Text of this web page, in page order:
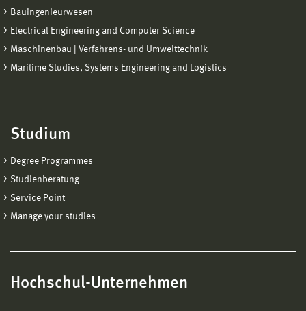
Bauingenieurwesen
Electrical Engineering and Computer Science
Maschinenbau | Verfahrens- und Umwelttechnik
Maritime Studies, Systems Engineering and Logistics
Studium
Degree Programmes
Studienberatung
Service Point
Manage your studies
Hochschul-Unternehmen